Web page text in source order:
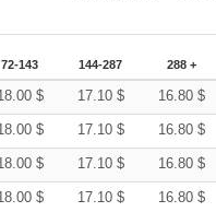
72-143 144-287 288 +
$ 17.10 $ 16.80 $
$ 17.10 $ 16.80 $
$ 17.10 $ 16.80 $
$ 17.10 $ 16.80 $